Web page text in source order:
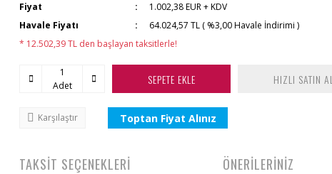
Fiyat
1.002,38 EUR + KDV
Havale Fiyatı
64.024,57 TL ( %3,00 Havale İndirimi )
* 12.502,39 TL den başlayan taksitlerle!
Adet SEPETE EKLE HIZLI SATIN AL
Karşılaştır Toptan Fiyat Alınız
TAKSİT SEÇENEKLERİ ÖNERİLERİNİZ